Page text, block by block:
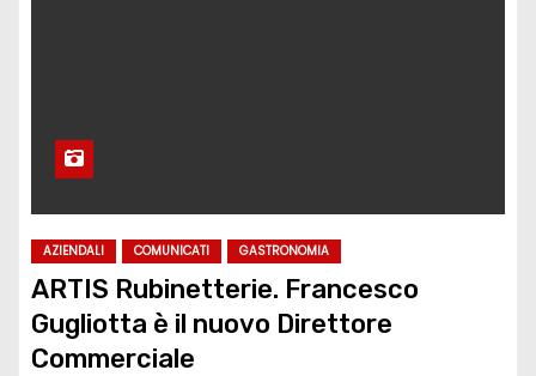
AZIENDALI COMUNICATI GASTRONOMIA
ARTIS Rubinetterie. Francesco
Gugliotta è il nuovo Direttore
Commerciale